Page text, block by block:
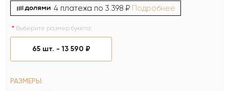
4 платежа по 3 398 ₽ Подробнее
Выберите размер букета:
65 шт. -13 590 ₽
РАЗМЕРЫ: